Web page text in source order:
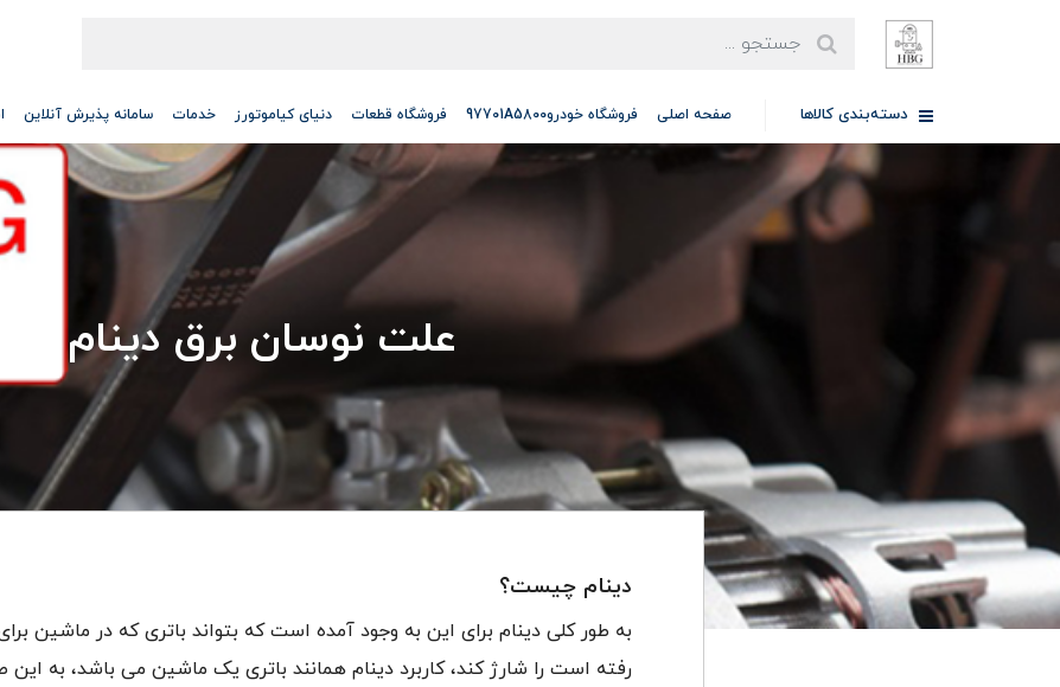
دسته‌بندی کالاها صفحه اصلی فروشگاه خودرو97701A5800 فروشگاه قطعات دنیای کیاموتورز خدمات سامانه پذیرش آنلاین
علت نوسان برق دینام
دینام چیست؟
به طور کلی دینام برای این به وجود آمده است که بتواند باتری که در ماشین
رفته است را شارژ کند، کاربرد دینام همانند باتری یک ماشین می باشد، به